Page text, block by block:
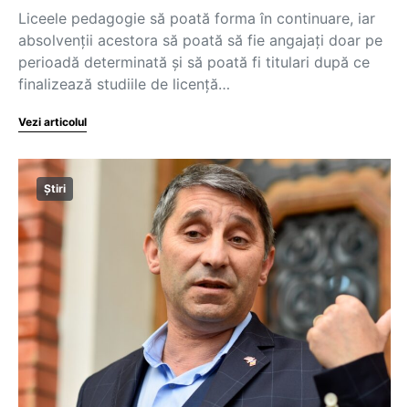
Liceele pedagogie să poată forma în continuare, iar
absolvenții acestora să poată să fie angajați doar pe
perioadă determinată și să poată fi titulari după ce
finalizează studiile de licență…
Vezi articolul
Știri